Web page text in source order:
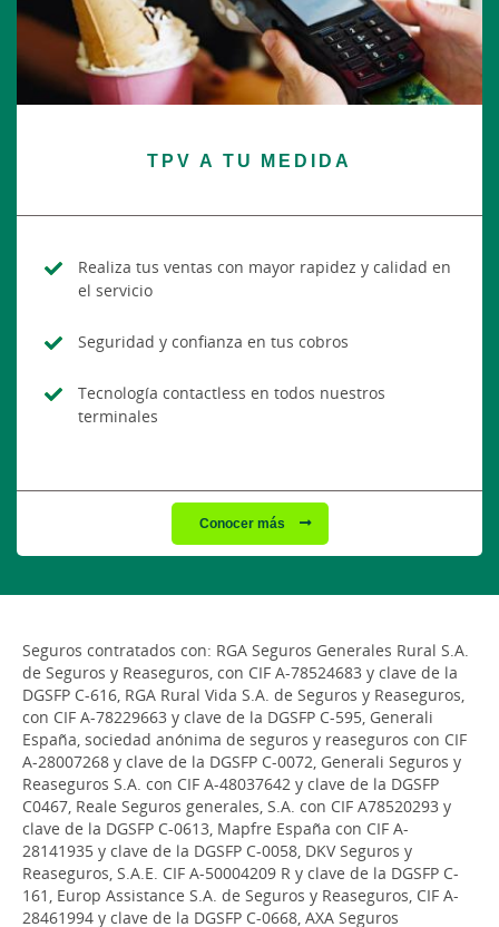
TPV A TU MEDIDA
Realiza tus ventas con mayor rapidez y calidad en
el servicio
Seguridad y confianza en tus cobros
Tecnología contactless en todos nuestros
terminales
Conocer más
Seguros contratados con: RGA Seguros Generales Rural S.A.
de Seguros y Reaseguros, con CIF A-78524683 y clave de la
DGSFP C-616, RGA Rural Vida S.A. de Seguros y Reaseguros,
con CIF A-78229663 y clave de la DGSFP C-595, Generali
España, sociedad anónima de seguros y reaseguros con CIF
A-28007268 y clave de la DGSFP C-0072, Generali Seguros y
Reaseguros S.A. con CIF A-48037642 y clave de la DGSFP
C0467, Reale Seguros generales, S.A. con CIF A78520293 y
clave de la DGSFP C-0613, Mapfre España con CIF A-
28141935 y clave de la DGSFP C-0058, DKV Seguros y
Reaseguros, S.A.E. CIF A-50004209 R y clave de la DGSFP C-
161, Europ Assistance S.A. de Seguros y Reaseguros, CIF A-
28461994 y clave de la DGSFP C-0668, AXA Seguros